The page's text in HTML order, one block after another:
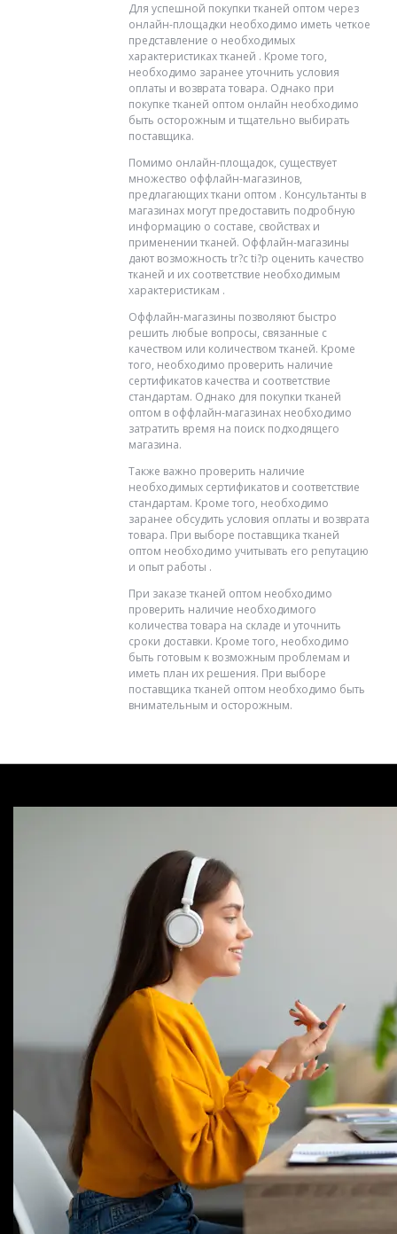
Для успешной покупки тканей оптом через
онлайн-площадки необходимо иметь четкое
представление о необходимых
характеристиках тканей . Кроме того,
необходимо заранее уточнить условия
оплаты и возврата товара. Однако при
покупке тканей оптом онлайн необходимо
быть осторожным и тщательно выбирать
поставщика.
Помимо онлайн-площадок, существует
множество оффлайн-магазинов,
предлагающих ткани оптом . Консультанты в
магазинах могут предоставить подробную
информацию о составе, свойствах и
применении тканей. Оффлайн-магазины
дают возможность tr?c ti?p оценить качество
тканей и их соответствие необходимым
характеристикам .
Оффлайн-магазины позволяют быстро
решить любые вопросы, связанные с
качеством или количеством тканей. Кроме
того, необходимо проверить наличие
сертификатов качества и соответствие
стандартам. Однако для покупки тканей
оптом в оффлайн-магазинах необходимо
затратить время на поиск подходящего
магазина.
Также важно проверить наличие
необходимых сертификатов и соответствие
стандартам. Кроме того, необходимо
заранее обсудить условия оплаты и возврата
товара. При выборе поставщика тканей
оптом необходимо учитывать его репутацию
и опыт работы .
При заказе тканей оптом необходимо
проверить наличие необходимого
количества товара на складе и уточнить
сроки доставки. Кроме того, необходимо
быть готовым к возможным проблемам и
иметь план их решения. При выборе
поставщика тканей оптом необходимо быть
внимательным и осторожным.